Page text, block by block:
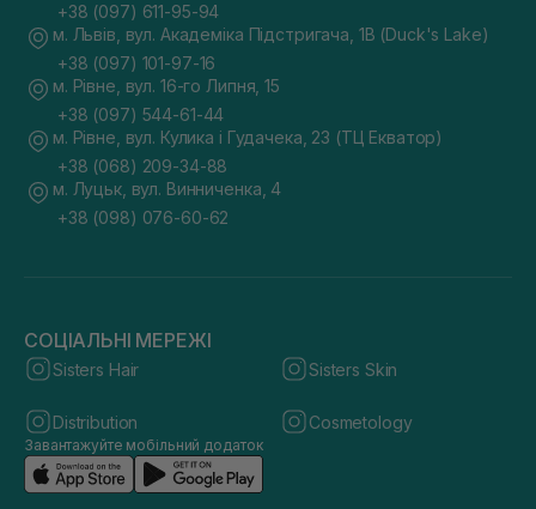
+38 (097) 611-95-94
м. Львів, вул. Академіка Підстригача, 1В (Duck's Lake)
+38 (097) 101-97-16
м. Рівне, вул. 16-го Липня, 15
+38 (097) 544-61-44
м. Рівне, вул. Кулика і Гудачека, 23 (ТЦ Екватор)
+38 (068) 209-34-88
м. Луцьк, вул. Винниченка, 4
+38 (098) 076-60-62
СОЦІАЛЬНІ МЕРЕЖІ
Sisters Hair Sisters Skin
Distribution Cosmetology
Завантажуйте мобільний додаток